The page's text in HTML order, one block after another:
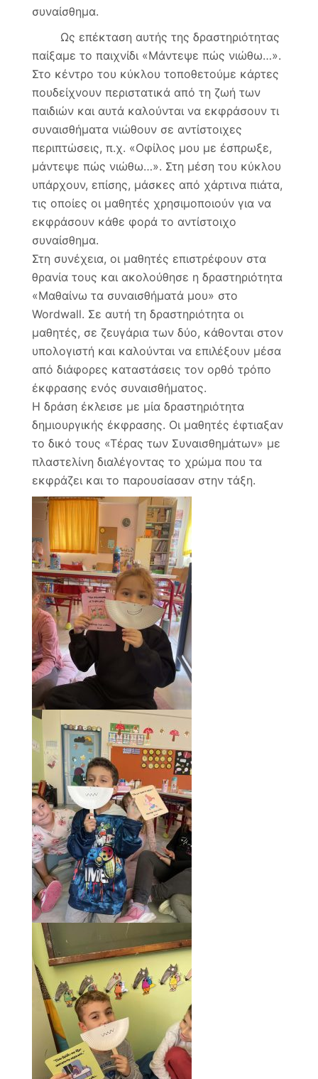
συναίσθημα.
Ως επέκταση αυτής της δραστηριότητας
παίξαμε το παιχνίδι «Μάντεψε πώς νιώθω…».
Στο κέντρο του κύκλου τοποθετούμε κάρτες
πουδείχνουν περιστατικά από τη ζωή των
παιδιών και αυτά καλούνται να εκφράσουν τι
συναισθήματα νιώθουν σε αντίστοιχες
περιπτώσεις, π.χ. «Οφίλος μου με έσπρωξε,
μάντεψε πώς νιώθω…». Στη μέση του κύκλου
υπάρχουν, επίσης, μάσκες από χάρτινα πιάτα,
τις οποίες οι μαθητές χρησιμοποιούν για να
εκφράσουν κάθε φορά το αντίστοιχο
συναίσθημα.
Στη συνέχεια, οι μαθητές επιστρέφουν στα
θρανία τους και ακολούθησε η δραστηριότητα
«Μαθαίνω τα συναισθήματά μου» στο
Wordwall. Σε αυτή τη δραστηριότητα οι
μαθητές, σε ζευγάρια των δύο, κάθονται στον
υπολογιστή και καλούνται να επιλέξουν μέσα
από διάφορες καταστάσεις τον ορθό τρόπο
έκφρασης ενός συναισθήματος.
Η δράση έκλεισε με μία δραστηριότητα
δημιουργικής έκφρασης. Οι μαθητές έφτιαξαν
το δικό τους «Τέρας των Συναισθημάτων» με
πλαστελίνη διαλέγοντας το χρώμα που τα
εκφράζει και το παρουσίασαν στην τάξη.